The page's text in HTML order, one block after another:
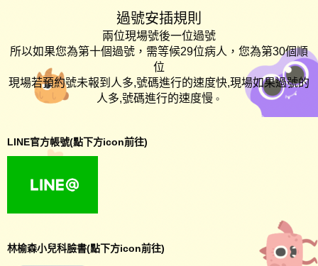
過號安插規則
兩位現場號後一位過號
所以如果您為第十個過號，需等候29位病人，您為第30個順
位
現場若預約號未報到人多,號碼進行的速度快,現場如果過號的
人多,號碼進行的速度慢 。
LINE官方帳號(點下方icon前往)
林榆森小兒科臉書(點下方icon前往)